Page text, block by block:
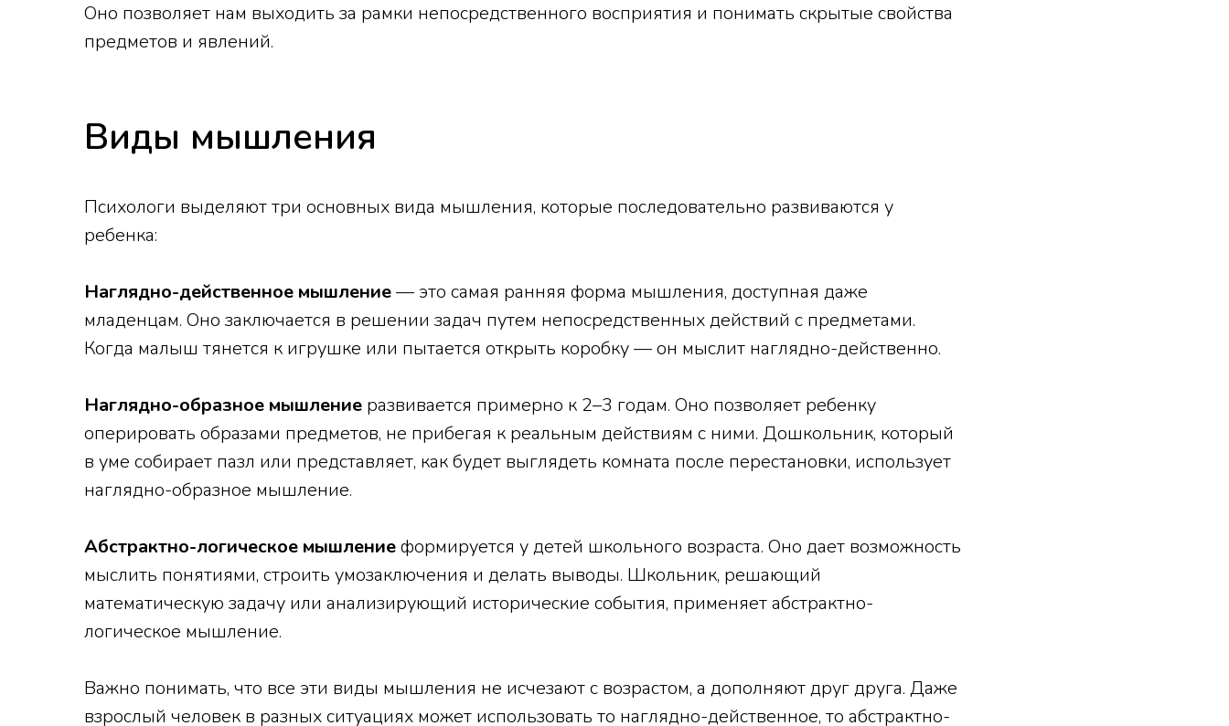
Оно позволяет нам выходить за рамки непосредственного восприятия и понимать скрытые свойства
предметов и явлений.
Виды мышления
Психологи выделяют три основных вида мышления, которые последовательно развиваются у
ребенка:
Наглядно-действенное мышление— это самая ранняя форма мышления, доступная даже
младенцам. Оно заключается в решении задач путем непосредственных действий с предметами.
Когда малыш тянется к игрушке или пытается открыть коробку — он мыслит наглядно-действенно.
Наглядно-образное мышление развивается примерно к 2–3 годам. Оно позволяет ребенку
оперировать образами предметов, не прибегая к реальным действиям с ними. Дошкольник, который
в уме собирает пазл или представляет, как будет выглядеть комната после перестановки, использует
наглядно-образное мышление.
Абстрактно-логическое мышлениеформируется у детей школьного возраста. Оно дает возможность
мыслить понятиями, строить умозаключения и делать выводы. Школьник, решающий
математическую задачу или анализирующий исторические события, применяет абстрактно-
логическое мышление.
Важно понимать, что все эти виды мышления не исчезают с возрастом, а дополняют друг друга. Даже
взрослый человек в разных ситуациях может использовать то наглядно-действенное, то абстрактно-